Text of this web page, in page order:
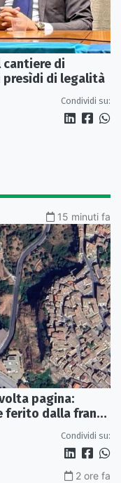
cantiere di
presìdi di legalità
Condividi su:
15 minuti fa
pagina:
ferito dalla frana
Condividi su:
2 ore fa